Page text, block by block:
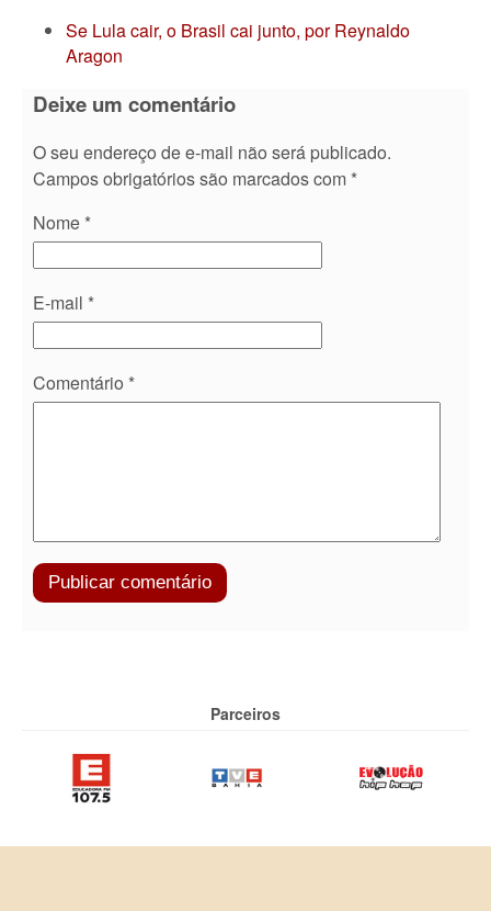
Se Lula cair, o Brasil cai junto, por Reynaldo
Aragon
Deixe um comentário
O seu endereço de e-mail não será publicado.
Campos obrigatórios são marcados com *
Nome *
E-mail *
Comentário *
Parceiros